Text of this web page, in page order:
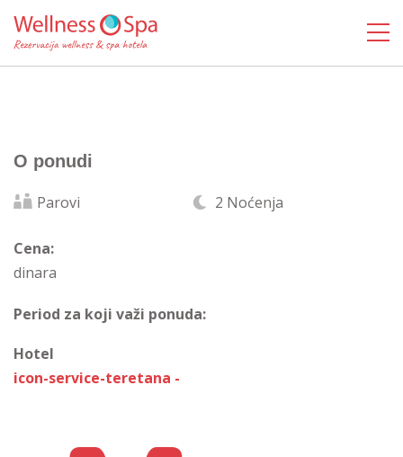
O ponudi
Parovi 2 Noćenja
Cena:
dinara
Period za koji važi ponuda:
Hotel
icon-service-teretana -